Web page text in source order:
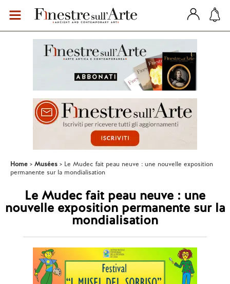
Home Musées
Le Mudec fait peau neuve : une nouvelle exposition
permanente sur la mondialisation
Le Mudec fait peau neuve : une
nouvelle exposition permanente sur la
mondialisation